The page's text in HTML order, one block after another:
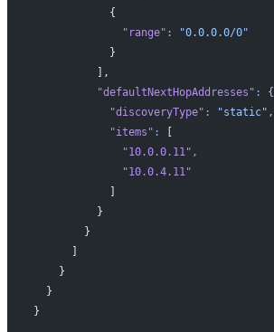
            {
              "range"
:
"0.0.0.0/0"
            }
          ],
          "defaultNextHopAddresses"
:
{
            "discoveryType"
:
"static",
            "items"
:
[
              "10.0.0.11"
,
              "10.0.4.11"
            ]
          }
        }
      ]
    }
  }
}